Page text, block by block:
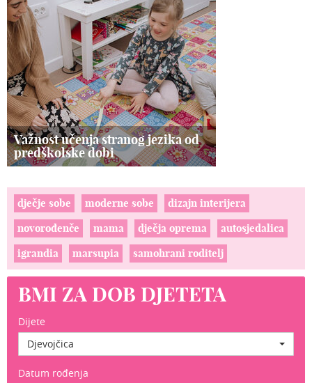
Važnost učenja stranog jezika od
predškolske dobi
dječje sobe moderne sobe
dizajn interijera
novorođenče
mama dječja oprema
autosjedalica
igrandia
marsupia samohrani roditelj
BMI ZA DOB DJETETA
Dijete
Djevojčica
Datum rođenja